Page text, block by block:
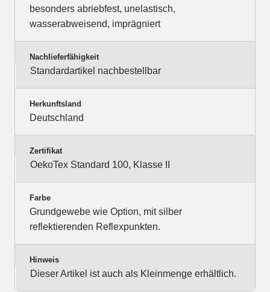
besonders abriebfest, unelastisch,
wasserabweisend, imprägniert
Nachlieferfähigkeit
Standardartikel nachbestellbar
Herkunftsland
Deutschland
Zertifikat
OekoTex Standard 100, Klasse II
Farbe
Grundgewebe wie Option, mit silber
reflektierenden Reflexpunkten.
Hinweis
Dieser Artikel ist auch als Kleinmenge erhältlich.